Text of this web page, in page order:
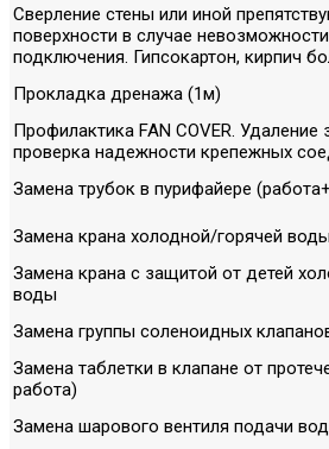
Сверление стены или иной
поверхности в случае
подключения. Гипсокартон, кирпич
Прокладка дренажа (1м)
Профилактика FAN COVER. Удаление
проверка надежности крепежных
Замена трубок в пурифайере
Замена крана холодной/горячей воды
Замена крана с защитой от детей
воды
Замена группы соленоидных
Замена таблетки в клапане от
работа)
Замена шарового вентиля подачи